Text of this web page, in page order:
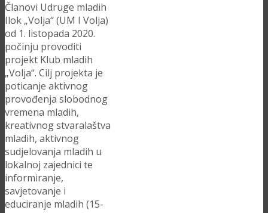
Članovi Udruge mladih
Ilok „Volja“ (UM I Volja)
od 1. listopada 2020.
počinju provoditi
projekt Klub mladih
„Volja“. Cilj projekta je
poticanje aktivnog
provođenja slobodnog
vremena mladih,
kreativnog stvaralaštva
mladih, aktivnog
sudjelovanja mladih u
lokalnoj zajednici te
informiranje,
savjetovanje i
educiranje mladih (15-